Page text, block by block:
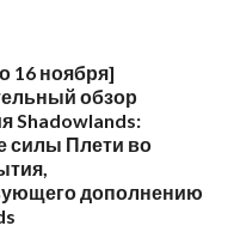
16 ноября]
обзор
Shadowlands:
силы Плети во
дополнению